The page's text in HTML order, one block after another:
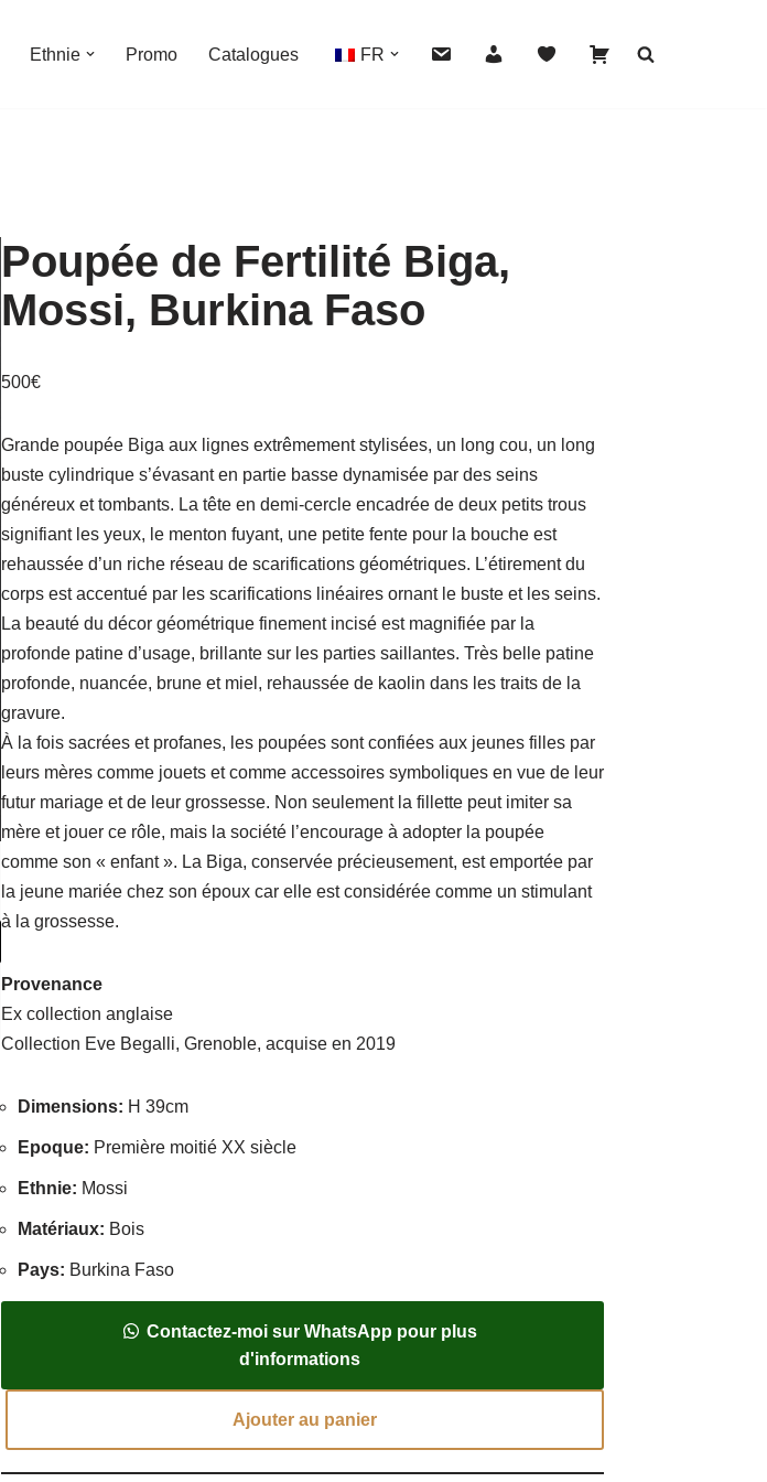
Ethnie Promo Catalogues FR
Poupée de Fertilité Biga,
Mossi, Burkina Faso
500€
Grande poupée Biga aux lignes extrêmement stylisées, un long cou, un long
buste cylindrique s’évasant en partie basse dynamisée par des seins
généreux et tombants. La tête en demi-cercle encadrée de deux petits trous
signifiant les yeux, le menton fuyant, une petite fente pour la bouche est
rehaussée d’un riche réseau de scarifications géométriques. L’étirement du
corps est accentué par les scarifications linéaires ornant le buste et les seins.
La beauté du décor géométrique finement incisé est magnifiée par la
profonde patine d’usage, brillante sur les parties saillantes. Très belle patine
profonde, nuancée, brune et miel, rehaussée de kaolin dans les traits de la
gravure.
À la fois sacrées et profanes, les poupées sont confiées aux jeunes filles par
leurs mères comme jouets et comme accessoires symboliques en vue de leur
futur mariage et de leur grossesse. Non seulement la fillette peut imiter sa
mère et jouer ce rôle, mais la société l’encourage à adopter la poupée
comme son « enfant ». La Biga, conservée précieusement, est emportée par
la jeune mariée chez son époux car elle est considérée comme un stimulant
à la grossesse.
Provenance
Ex collection anglaise
Collection Eve Begalli, Grenoble, acquise en 2019
Dimensions: H 39cm
Epoque: Première moitié XX siècle
Ethnie: Mossi
Matériaux: Bois
Pays: Burkina Faso
Contactez-moi sur WhatsApp pour plus
d'informations
Ajouter au panier